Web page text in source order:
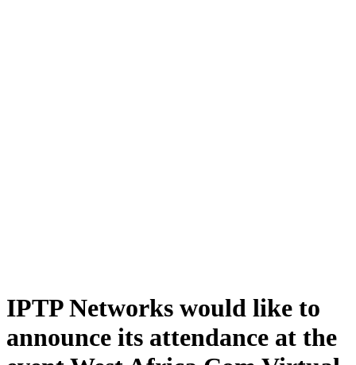
IPTP Networks would like to
announce its attendance at the